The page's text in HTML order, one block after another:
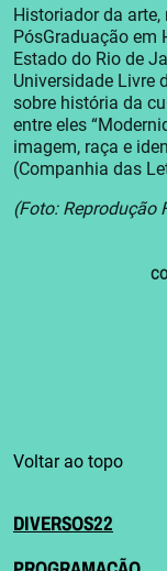
Historiador da
PósGraduação em
Estado do Rio de
Universidade Livre
sobre história da
entre eles
imagem, raça e
(Companhia das
(Foto: Reprodução
Voltar ao topo
DIVERSOS22